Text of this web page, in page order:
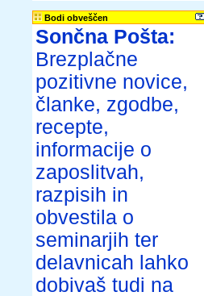
Bodi obveščen
Sončna Pošta:
Brezplačne
pozitivne novice,
članke, zgodbe,
recepte,
informacije o
zaposlitvah,
razpisih in
obvestila o
seminarjih ter
delavnicah lahko
dobivaš tudi na